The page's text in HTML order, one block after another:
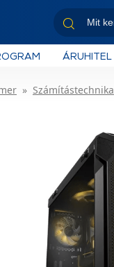
ÁRUHITEL
Számítástechnika